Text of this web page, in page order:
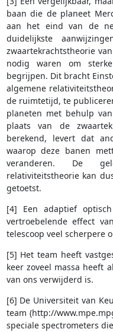
baan die de planeet
aan het eind van de
duidelijkste
zwaartekrachtstheorie
nodig waren om
begrijpen. Dit bracht
algemene
de ruimtetijd, te
planeten met behulp
plaats van de
berekend, levert dat
waarop deze banen
veranderen. De
relativiteitstheorie kan
getoetst.
[4] Een adaptief
vertroebelende effect
telescoop veel scherpere
[5] Het team heeft
keer zoveel massa heeft
van ons verwijderd is.
[6] De Universiteit van
team (http://
speciale spectrometers